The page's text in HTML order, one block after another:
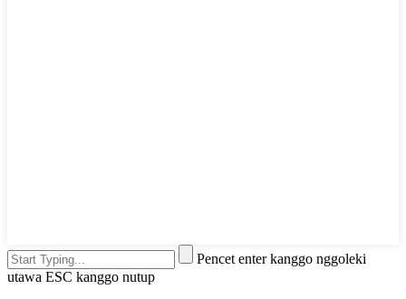
Pencet enter kanggo nggoleki
utawa ESC kanggo nutup